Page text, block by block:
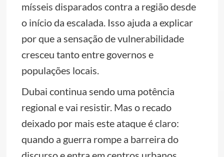
mísseis disparados contra a região desde
o início da escalada. Isso ajuda a explicar
por que a sensação de vulnerabilidade
cresceu tanto entre governos e
populações locais.
Dubai continua sendo uma potência
regional e vai resistir. Mas o recado
deixado por mais este ataque é claro:
quando a guerra rompe a barreira do